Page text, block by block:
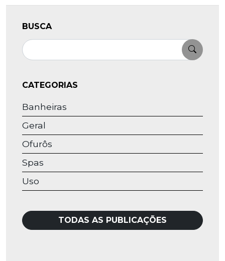
BUSCA
Pesquisar
CATEGORIAS
Banheiras
Geral
Ofurôs
Spas
Uso
TODAS AS PUBLICAÇÕES